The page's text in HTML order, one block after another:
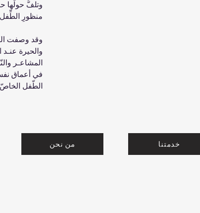
وتلفُّ حولَها
منظورِ الطِّفل
وقد وصفت
والحيرة
المشاعـر
في أعماق
الطّفل
من نحن خدمتنا